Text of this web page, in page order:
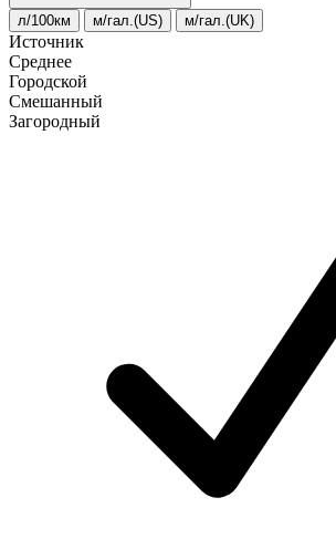
л/100км м/гал.(US) м/гал.(UK)
Источник
Среднее
Городской
Смешанный
Загородный